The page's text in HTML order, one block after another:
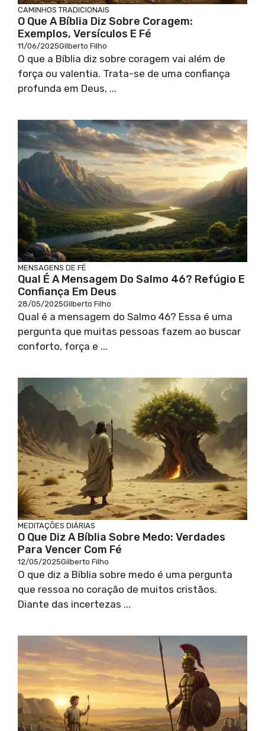
CAMINHOS TRADICIONAIS
O Que A Bíblia Diz Sobre Coragem:
Exemplos, Versículos E Fé
11/06/2025Gilberto Filho
O que a Bíblia diz sobre coragem vai além de
força ou valentia. Trata-se de uma confiança
profunda em Deus, ...
MENSAGENS DE FÉ
Qual É A Mensagem Do Salmo 46? Refúgio E
Confiança Em Deus
28/05/2025Gilberto Filho
Qual é a mensagem do Salmo 46? Essa é uma
pergunta que muitas pessoas fazem ao buscar
conforto, força e ...
MEDITAÇÕES DIÁRIAS
O Que Diz A Bíblia Sobre Medo: Verdades
Para Vencer Com Fé
12/05/2025Gilberto Filho
O que diz a Bíblia sobre medo é uma pergunta
que ressoa no coração de muitos cristãos.
Diante das incertezas ...